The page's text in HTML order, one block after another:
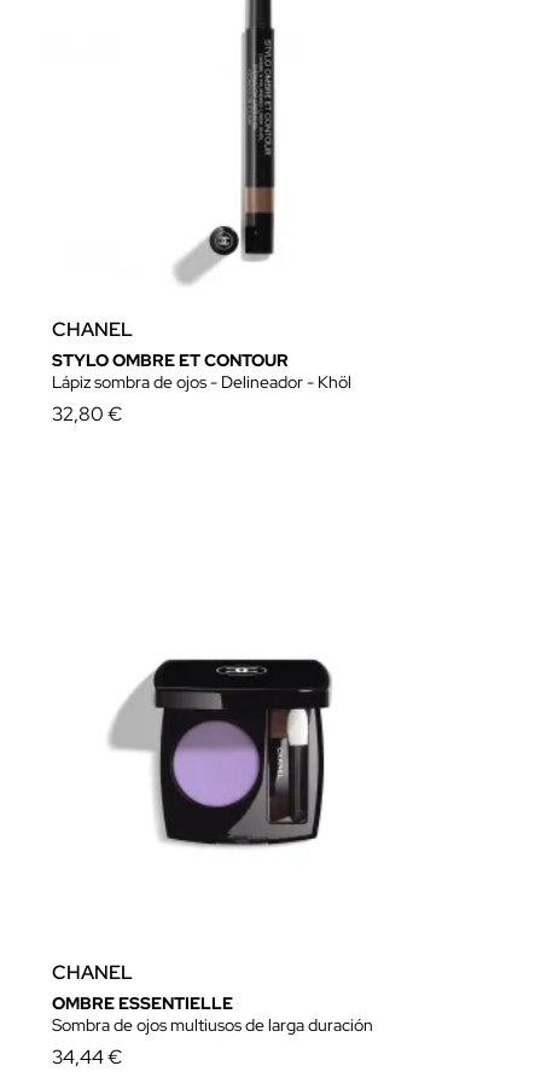
CHANEL
STYLO OMBRE ET CONTOUR
Lápiz sombra de ojos - Delineador - Khöl
32,80 €
CHANEL
OMBRE ESSENTIELLE
Sombra de ojos multiusos de larga duración
34,44 €